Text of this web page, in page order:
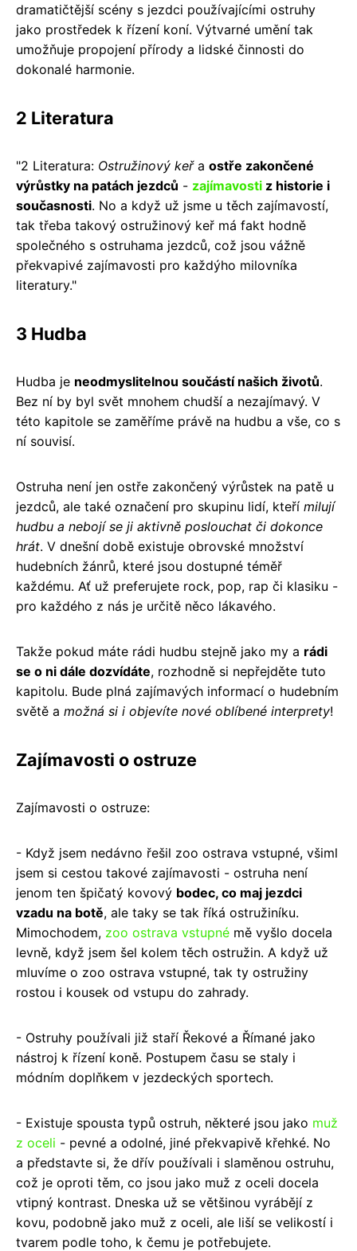
dramatičtější scény s jezdci používajícími ostruhy
jako prostředek k řízení koní. Výtvarné umění tak
umožňuje propojení přírody a lidské činnosti do
dokonalé harmonie.
2 Literatura
"2 Literatura: Ostružinový keřa ostře zakončené
výrůstky na patách jezdců - zajímavosti z historie i
současnosti. No a když už jsme u těch zajímavostí,
tak třeba takový ostružinový keř má fakt hodně
společného s ostruhama jezdců, což jsou vážně
překvapivé zajímavosti pro každýho milovníka
literatury."
3 Hudba
Hudba je neodmyslitelnou součástí našich životů.
Bez ní by byl svět mnohem chudší a nezajímavý. V
této kapitole se zaměříme právě na hudbu a vše, co s
ní souvisí.
Ostruha není jen ostře zakončený výrůstek na patě u
jezdců, ale také označení pro skupinu lidí, kteří milují
hudbu a nebojí se ji aktivně poslouchat či dokonce
hrát. V dnešní době existuje obrovské množství
hudebních žánrů, které jsou dostupné téměř
každému. Ať už preferujete rock, pop, rap či klasiku -
pro každého z nás je určitě něco lákavého.
Takže pokud máte rádi hudbu stejně jako my a rádi
se o ni dále dozvídáte, rozhodně si nepřejděte tuto
kapitolu. Bude plná zajímavých informací o hudebním
světě a možná si i objevíte nové oblíbené interprety!
Zajímavosti o ostruze
Zajímavosti o ostruze:
- Když jsem nedávno řešil zoo ostrava vstupné, všiml
jsem si cestou takové zajímavosti - ostruha není
jenom ten špičatý kovový bodec, co maj jezdci
vzadu na botě, ale taky se tak říká ostružiníku.
Mimochodem, zoo ostrava vstupné mě vyšlo docela
levně, když jsem šel kolem těch ostružin. A když už
mluvíme o zoo ostrava vstupné, tak ty ostružiny
rostou i kousek od vstupu do zahrady.
- Ostruhy používali již staří Řekové a Římané jako
nástroj k řízení koně. Postupem času se staly i
módním doplňkem v jezdeckých sportech.
- Existuje spousta typů ostruh, některé jsou jako muž
z oceli - pevné a odolné, jiné překvapivě křehké. No
a představte si, že dřív používali i slaměnou ostruhu,
což je oproti těm, co jsou jako muž z oceli docela
vtipný kontrast. Dneska už se většinou vyrábějí z
kovu, podobně jako muž z oceli, ale liší se velikostí i
tvarem podle toho, k čemu je potřebujete.